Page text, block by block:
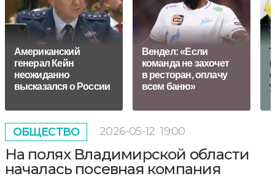
Американский
генерал Кейн
неожиданно
высказался о России
Вендел: «Если
команда не захочет
в ресторан, оплачу
всем баню»
ОБЩЕСТВО 2026-05-12 19:00
На полях Владимирской области
началась посевная компания